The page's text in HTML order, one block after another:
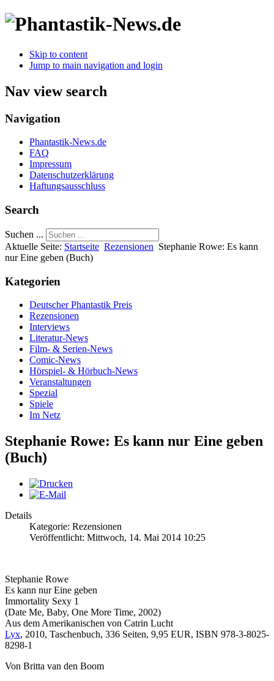
Skip to content
Jump to main navigation and login
Nav view search
Navigation
Phantastik-News.de
FAQ
Impressum
Datenschutzerklärung
Haftungsausschluss
Search
Suchen ...
Aktuelle Seite: Startseite Rezensionen Stephanie Rowe: Es kann
nur Eine geben (Buch)
Kategorien
Deutscher Phantastik Preis
Rezensionen
Interviews
Literatur-News
Film- & Serien-News
Comic-News
Hörspiel- & Hörbuch-News
Veranstaltungen
Spezial
Spiele
Im Netz
Stephanie Rowe: Es kann nur Eine geben
(Buch)
Details
Kategorie: Rezensionen
Veröffentlicht: Mittwoch, 14. Mai 2014 10:25
Stephanie Rowe
Es kann nur Eine geben
Immortality Sexy 1
(Date Me, Baby, One More Time, 2002)
Aus dem Amerikanischen von Catrin Lucht
Lyx, 2010, Taschenbuch, 336 Seiten, 9,95 EUR, ISBN 978-3-8025-
8298-1
Von Britta van den Boom